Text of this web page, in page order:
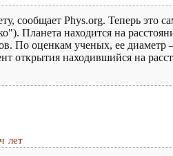
сообщает Phys.org. Теперь это
Планета находится на
По оценкам ученых, ее
открытия находившийся на
лет